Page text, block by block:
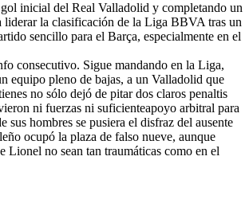
inicial del Real Valladolid y completando un
liderar la clasificación de la Liga BBVA tras un
sencillo para el Barça, especialmente en el
consecutivo. Sigue mandando en la Liga,
equipo pleno de bajas, a un Valladolid que
no sólo dejó de pitar dos claros penaltis
ni fuerzas ni suficienteapoyo arbitral para
hombres se pusiera el disfraz del ausente
ocupó la plaza de falso nueve, aunque
Lionel no sean tan traumáticas como en el